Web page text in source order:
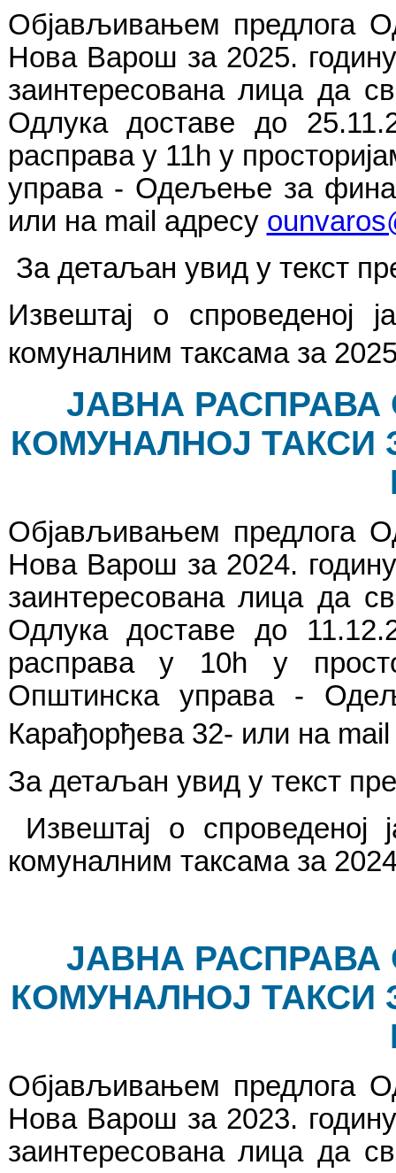
Објављивањем предлога
Нова Варош за 2025.
заинтересована лица да
Одлука доставе до
расправа у 11h у
управа - Одељење за
или на mail адресу
За детаљан увид у текст
Извештај о спроведеној
комуналним таксама за
ЈАВНА РАСПРАВА
КОМУНАЛНОЈ ТАКСИ
Објављивањем предлога
Нова Варош за 2024.
заинтересована лица да
Одлука доставе до
расправа у 10h у
Општинска управа -
Карађорђева 32- или на
За детаљан увид у текст
Извештај о спроведеној
комуналним таксама за
ЈАВНА РАСПРАВА
КОМУНАЛНОЈ ТАКСИ
Објављивањем предлога
Нова Варош за 2023.
заинтересована лица да